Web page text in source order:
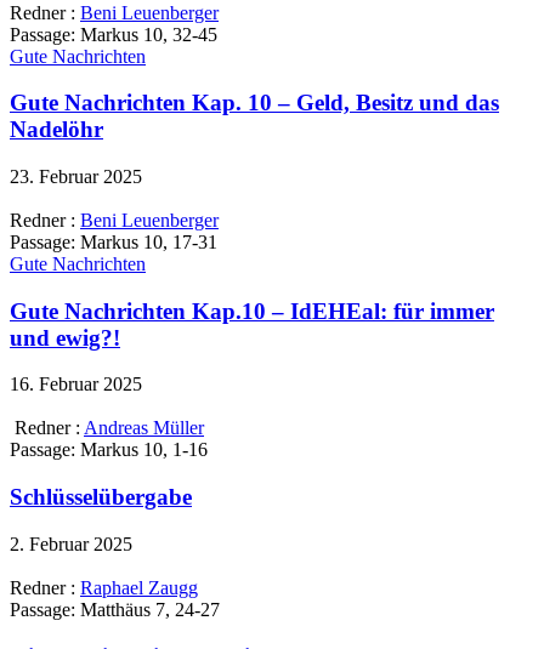
Redner : Beni Leuenberger
Passage: Markus 10, 32-45
Gute Nachrichten
Gute Nachrichten Kap. 10 – Geld, Besitz und das
Nadelöhr
23. Februar 2025
Redner : Beni Leuenberger
Passage: Markus 10, 17-31
Gute Nachrichten
Gute Nachrichten Kap.10 – IdEHEal: für immer
und ewig?!
16. Februar 2025
Redner : Andreas Müller
Passage: Markus 10, 1-16
Schlüsselübergabe
2. Februar 2025
Redner : Raphael Zaugg
Passage: Matthäus 7, 24-27